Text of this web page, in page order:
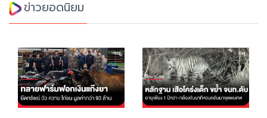
ข่าวยอดนิยม